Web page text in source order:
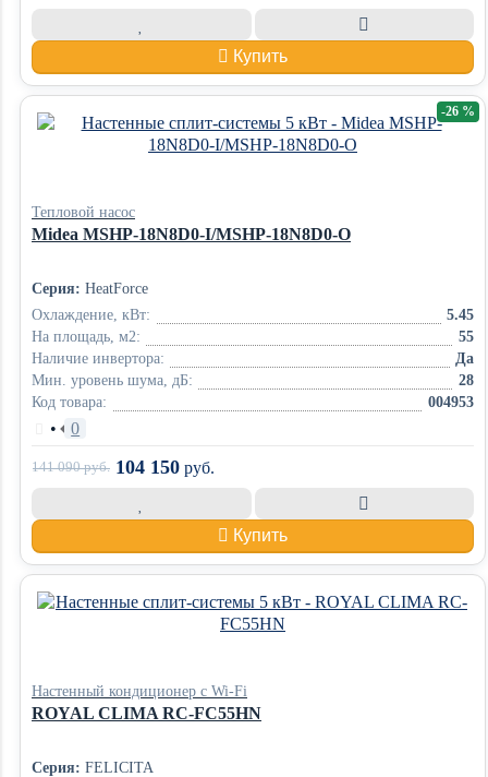
Купить
Тепловой насос
Midea MSHP-18N8D0-I/MSHP-18N8D0-O
Серия: HeatForce
Охлаждение, кВт:
5.45
На площадь, м2:
55
Наличие инвертора:
Да
Мин. уровень шума, дБ:
28
Код товара:
004953
• 0
-26 %
141 090руб. 104 150 руб.
Купить
Настенный кондиционер с Wi-Fi
ROYAL CLIMA RC-FC55HN
Серия: FELICITA